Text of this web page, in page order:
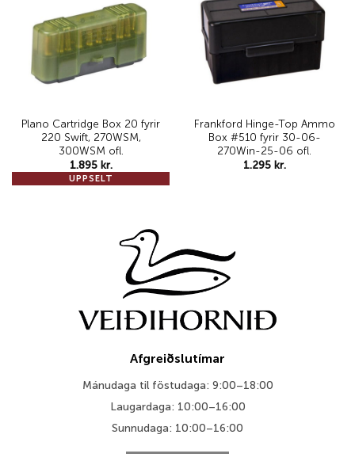
wishlist
UPPSELT
Plano Cartridge Box 20 fyrir
220 Swift, 270WSM,
300WSM ofl.
1.895 kr.
wishlist
Frankford Hinge-Top Ammo
Box #510 fyrir 30-06-
270Win-25-06 ofl.
1.295 kr.
Afgreiðslutímar
Mánudaga til föstudaga: 9:00–18:00
Laugardaga: 10:00–16:00
Sunnudaga: 10:00–16:00